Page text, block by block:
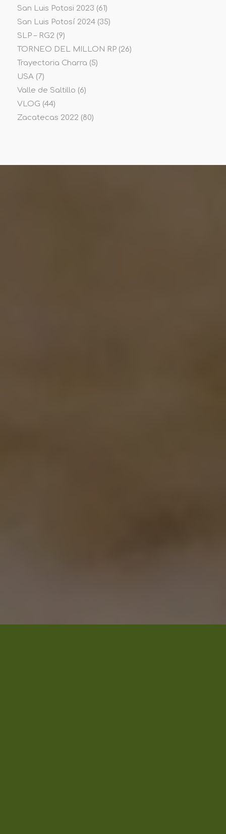
San Luis Potosi 2023 (61)
San Luis Potosí 2024(35)
SLP – RG2 (9)
TORNEO DEL MILLON RP(26)
Trayectoria Charra (5)
USA(7)
Valle de Saltillo (6)
VLOG (44)
Zacatecas 2022 (80)